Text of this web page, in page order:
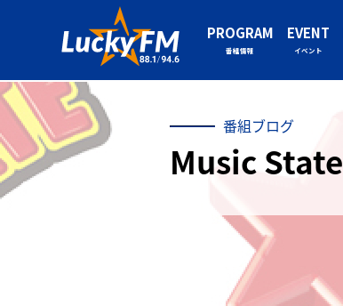
PROGRAM
番組情報
EVENT
イベント
番組ブログ
Music State